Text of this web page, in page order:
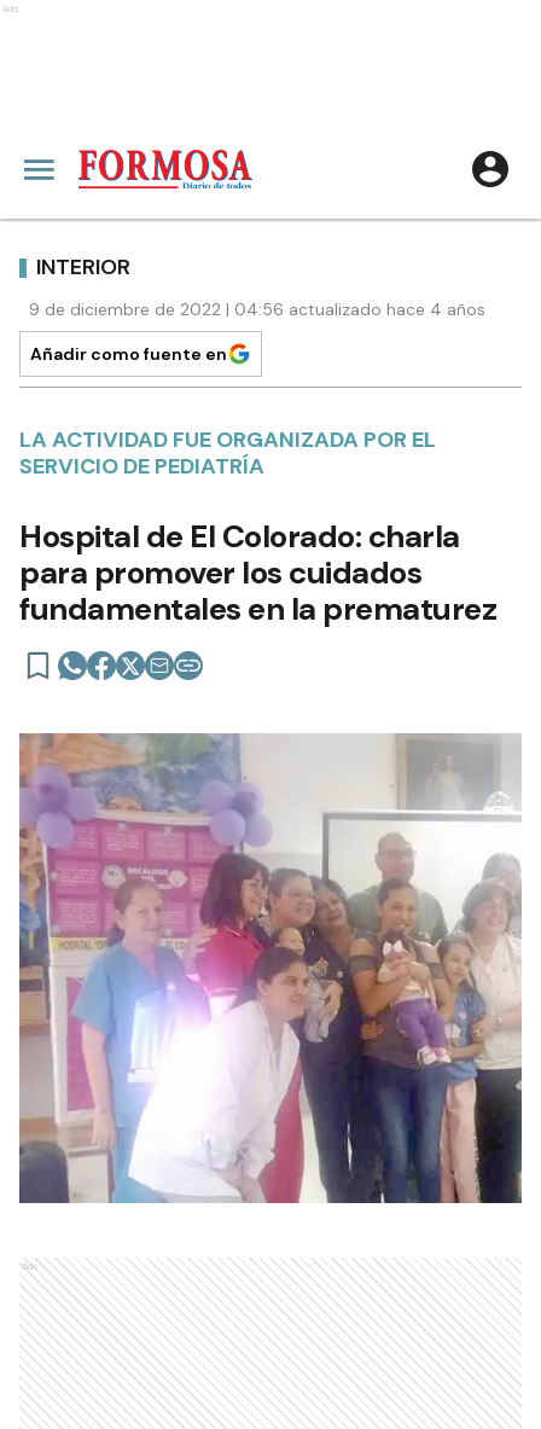
Ads
INTERIOR
9 de diciembre de 2022 | 04:56 actualizado hace 4 años
Añadir como fuente en
LA ACTIVIDAD FUE ORGANIZADA POR EL
SERVICIO DE PEDIATRÍA
Hospital de El Colorado: charla
para promover los cuidados
fundamentales en la prematurez
Ads